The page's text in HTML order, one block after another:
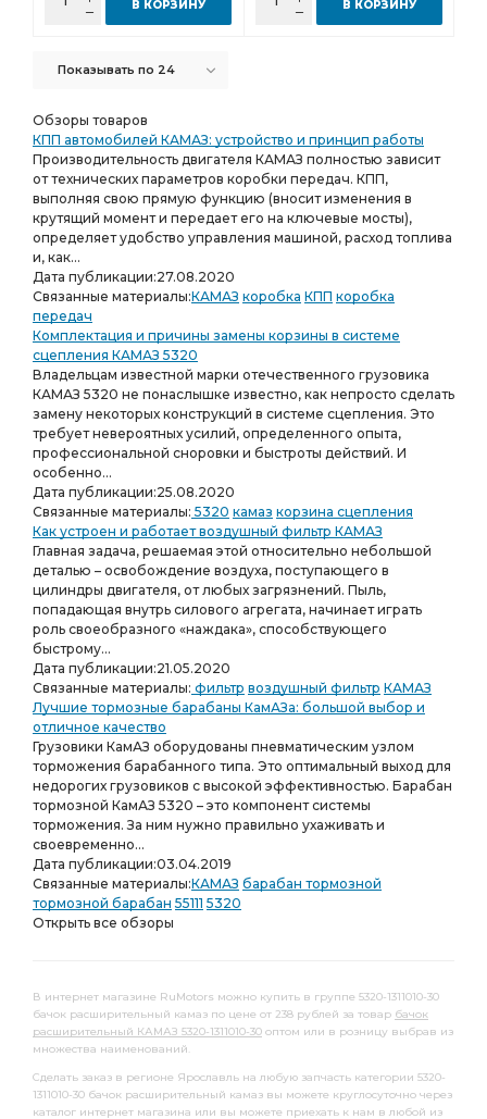
В КОРЗИНУ В КОРЗИНУ
Показывать по 24
Обзоры товаров
КПП автомобилей КАМАЗ: устройство и принцип работы
Производительность двигателя КАМАЗ полностью зависит
от технических параметров коробки передач. КПП,
выполняя свою прямую функцию (вносит изменения в
крутящий момент и передает его на ключевые мосты),
определяет удобство управления машиной, расход топлива
и, как...
Дата публикации:27.08.2020
Связанные материалы:КАМАЗ коробка КПП коробка
передач
Комплектация и причины замены корзины в системе
сцепления КАМАЗ 5320
Владельцам известной марки отечественного грузовика
КАМАЗ 5320 не понаслышке известно, как непросто сделать
замену некоторых конструкций в системе сцепления. Это
требует невероятных усилий, определенного опыта,
профессиональной сноровки и быстроты действий. И
особенно...
Дата публикации:25.08.2020
Связанные материалы: 5320 камаз корзина сцепления
Как устроен и работает воздушный фильтр КАМАЗ
Главная задача, решаемая этой относительно небольшой
деталью – освобождение воздуха, поступающего в
цилиндры двигателя, от любых загрязнений. Пыль,
попадающая внутрь силового агрегата, начинает играть
роль своеобразного «наждака», способствующего
быстрому...
Дата публикации:21.05.2020
Связанные материалы: фильтр воздушный фильтр КАМАЗ
Лучшие тормозные барабаны КамАЗа: большой выбор и
отличное качество
Грузовики КамАЗ оборудованы пневматическим узлом
торможения барабанного типа. Это оптимальный выход для
недорогих грузовиков с высокой эффективностью. Барабан
тормозной КамАЗ 5320 – это компонент системы
торможения. За ним нужно правильно ухаживать и
своевременно...
Дата публикации:03.04.2019
Связанные материалы:КАМАЗ барабан тормозной
тормозной барабан 55111 5320
Открыть все обзоры
В интернет магазине RuMotors можно купить в группе 5320-1311010-30
бачок расширительный камаз по цене от 238 рублей за товар бачок
расширительный КАМАЗ 5320-1311010-30 оптом или в розницу выбрав из
множества наименований.
Сделать заказ в регионе Ярославль на любую запчасть категории 5320-
1311010-30 бачок расширительный камаз вы можете круглосуточно через
каталог интернет магазина или вы можете приехать к нам в любой из